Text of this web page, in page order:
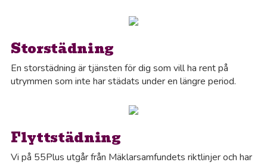
Storstädning
En storstädning är tjänsten för dig som vill ha rent på
utrymmen som inte har städats under en längre period.
Flyttstädning
Vi på 55Plus utgår från Mäklarsamfundets riktlinjer och har